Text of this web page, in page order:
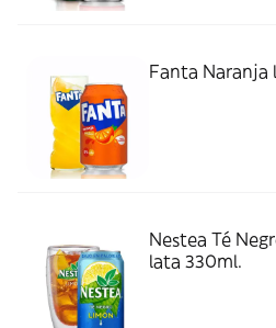
Fanta Naranja
Nestea Té
lata 330ml.